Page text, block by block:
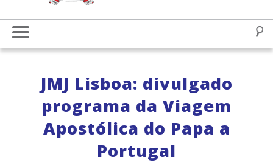
JMJ Lisboa: divulgado
programa da Viagem
Apostólica do Papa a
Portugal